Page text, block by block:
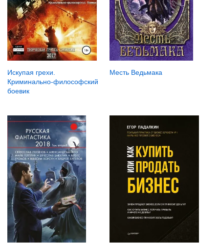
Искупая грехи.
Криминально-философский
боевик
Месть Ведьмака